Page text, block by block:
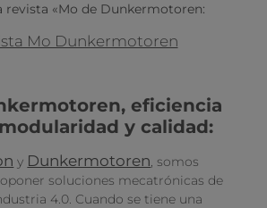
revista «Mo de Dunkermotoren:
eficiencia
y calidad:
y Dunkermotoren, somos
soluciones mecatrónicas de
4.0. Cuando se tiene una